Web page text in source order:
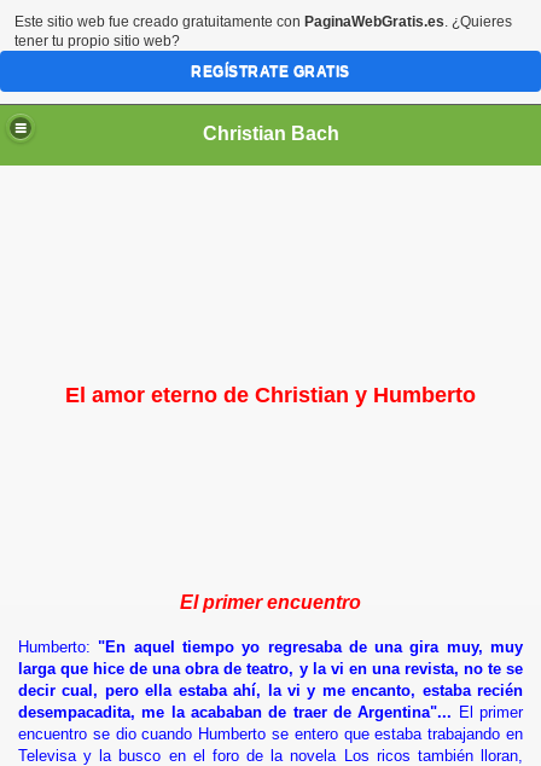
Christian Bach
El amor eterno de Christian y Humberto
El primer encuentro
Humberto:"En aquel tiempo yo regresaba de una gira muy, muy
larga que hice de una obra de teatro, y la vi en una revista, no te se
decir cual, pero ella estaba ahí, la vi y me encanto, estaba recién
desempacadita, me la acababan de traer de Argentina"... El primer
encuentro se dio cuando Humberto se entero que estaba trabajando en
Televisa y la busco en el foro de la novela Los ricos también lloran,
Vida
Este sitio web fue creado gratuitamente con PaginaWebGratis.es. ¿Quieres
tener tu propio sitio web?
REGÍSTRATE GRATIS